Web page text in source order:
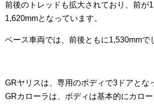
前後のトレッドも拡大されており、前が
1,620mmとなっています。
ベース車両では、前後ともに1,530mmで
GRヤリスは、専用のボディで3ドアとな
GRカローラは、ボディは基本的にカロ